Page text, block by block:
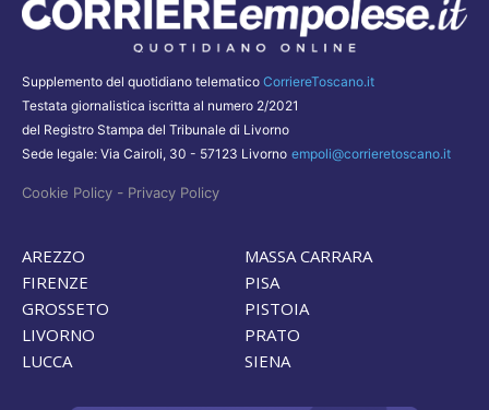
Supplemento del quotidiano telematico CorriereToscano.it
Testata giornalistica iscritta al numero 2/2021
del Registro Stampa del Tribunale di Livorno
Sede legale: Via Cairoli, 30 - 57123 Livorno empoli@corrieretoscano.it
Cookie Policy - Privacy Policy
AREZZO
FIRENZE
GROSSETO
LIVORNO
LUCCA
MASSA CARRARA
PISA
PISTOIA
PRATO
SIENA